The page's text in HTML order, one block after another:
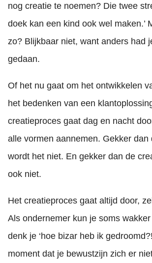
nog creatie te noemen? Die twee
doek kan een kind ook wel maken.’
zo? Blijkbaar niet, want anders had
gedaan.
Of het nu gaat om het ontwikkelen
het bedenken van een
creatieproces gaat dag en nacht
alle vormen aannemen. Gekker dan
wordt het niet. En gekker dan de
ook niet.
Het creatieproces gaat altijd door,
Als ondernemer kun je soms
denk je ‘hoe bizar heb ik
moment dat je bewustzijn zich er